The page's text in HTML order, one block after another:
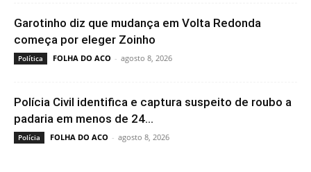
Garotinho diz que mudança em Volta Redonda
começa por eleger Zoinho
Política FOLHA DO ACO - agosto 8, 2026
Polícia Civil identifica e captura suspeito de roubo a
padaria em menos de 24...
Polícia FOLHA DO ACO - agosto 8, 2026